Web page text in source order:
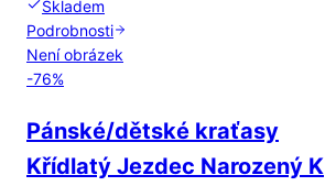
Skladem
Podrobnosti
Není obrázek
-76%
Pánské/dětské kraťasy
Křídlatý Jezdec Narozený K